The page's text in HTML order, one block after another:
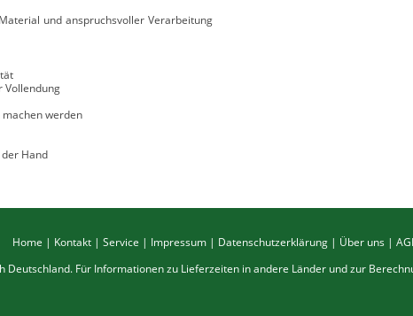
und anspruchsvoller Verarbeitung
Vollendung
werden
Hand
Home | Kontakt| Service | Impressum| Datenschutzerklärung| Über uns|
Deutschland. Für Informationen zu Lieferzeiten in andere Länder und zur